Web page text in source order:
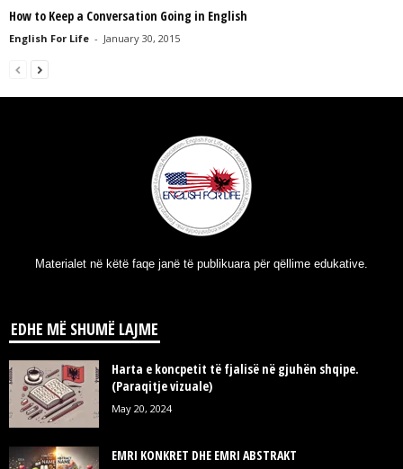
How to Keep a Conversation Going in English
English For Life - January 30, 2015
Materialet në këtë faqe janë të publikuara për qëllime edukative.
EDHE MË SHUMË LAJME
Harta e koncpetit të fjalisë në gjuhën shqipe.
(Paraqitje vizuale)
May 20, 2024
EMRI KONKRET DHE EMRI ABSTRAKT